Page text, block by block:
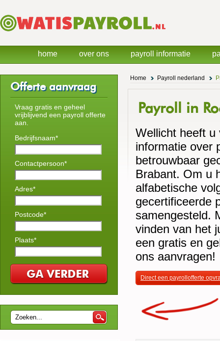
Home Payroll nederland
Payroll in
Wellicht heeft u
informatie over
betrouwbaar
Brabant. Om u
alfabetische
gecertificeerde
samengesteld.
vinden van het
een gratis en
ons aanvragen!
Direct een payrollofferte
Offerte aanvraag
Vraag gratis en geheel
vrijblijvend een payroll offerte
aan.
Bedrijfsnaam*
Contactpersoon*
Adres*
Postcode*
Plaats*
home over ons payroll informatie